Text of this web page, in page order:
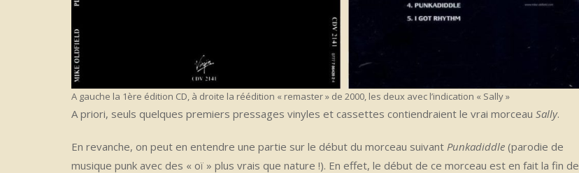
A gauche la 1ère édition CD, à droite la réédition « remaster » de 2000, les deux avec l’indication « Sally »
A priori, seuls quelques premiers pressages vinyles et cassettes contiendraient le vrai morceau Sally.
En revanche, on peut en entendre une partie sur le début du morceau suivant Punkadiddle (parodie de
musique punk avec des « oï » plus vrais que nature !). En effet, le début de ce morceau est en fait la fin de